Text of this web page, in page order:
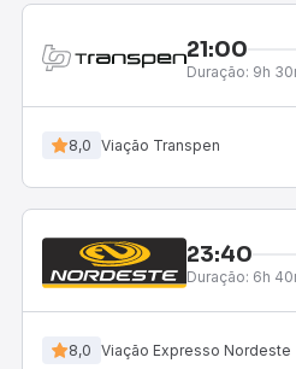
21:00
Duração: 9h
8,0 Viação Transpen
23:40
Duração: 6h
8,0 Viação Expresso Nordeste